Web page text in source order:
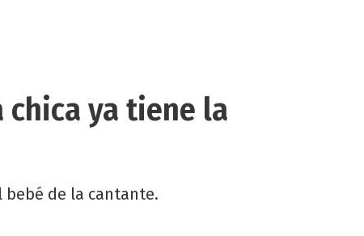
chica ya tiene la
de la cantante.